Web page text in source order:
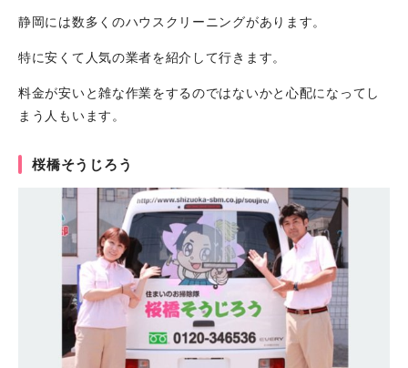
静岡には数多くのハウスクリーニングがあります。
特に安くて人気の業者を紹介して行きます。
料金が安いと雑な作業をするのではないかと心配になってし
まう人もいます。
桜橋そうじろう